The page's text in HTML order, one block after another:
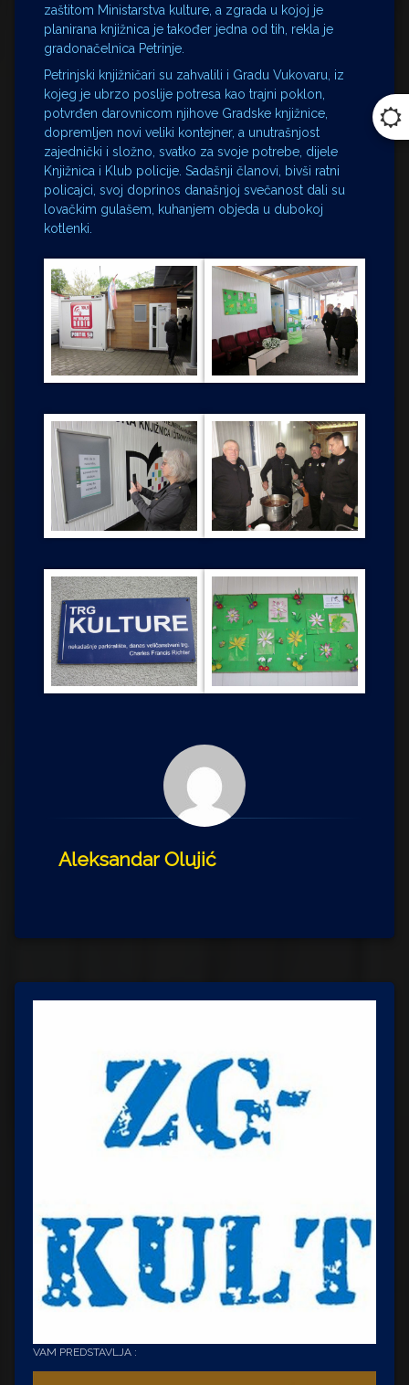
zaštitom Ministarstva kulture, a zgrada u kojoj je
planirana knjižnica je također jedna od tih, rekla je
gradonačelnica Petrinje.
Petrinjski knjižničari su zahvalili i Gradu Vukovaru, iz
kojeg je ubrzo poslije potresa kao trajni poklon,
potvrđen darovnicom njihove Gradske knjižnice,
dopremljen novi veliki kontejner, a unutrašnjost
zajednički i složno, svatko za svoje potrebe, dijele
Knjižnica i Klub policije. Sadašnji članovi, bivši ratni
policajci, svoj doprinos današnjoj svečanost dali su
lovačkim gulašem, kuhanjem objeda u dubokoj
kotlenki.
Aleksandar Olujić
VAM PREDSTAVLJA :